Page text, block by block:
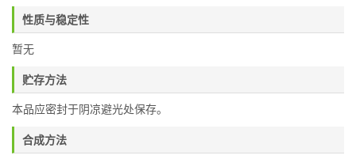
性质与稳定性
暂无
贮存方法
本品应密封于阴凉避光处保存。
合成方法